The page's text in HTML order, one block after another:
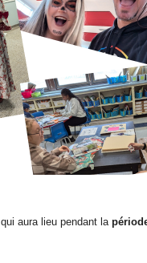
qui aura lieu pendant la